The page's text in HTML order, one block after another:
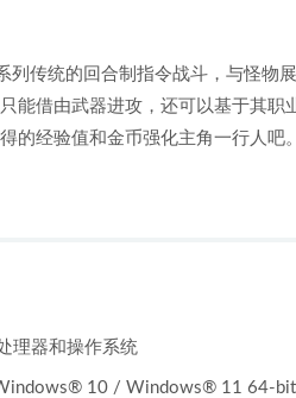
列传统的回合制指令战斗，与怪物
能借由武器进攻，还可以基于其职
的经验值和金币强化主角一行人吧。
理器和操作系统
10 / Windows® 11 64-bit